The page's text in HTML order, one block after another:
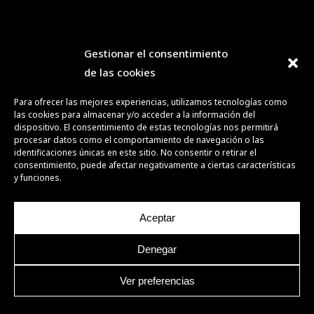
Gestionar el consentimiento
de las cookies
Para ofrecer las mejores experiencias, utilizamos tecnologías como
las cookies para almacenar y/o acceder a la información del
dispositivo. El consentimiento de estas tecnologías nos permitirá
procesar datos como el comportamiento de navegación o las
identificaciones únicas en este sitio. No consentir o retirar el
consentimiento, puede afectar negativamente a ciertas características
y funciones.
Aceptar
Denegar
Ver preferencias